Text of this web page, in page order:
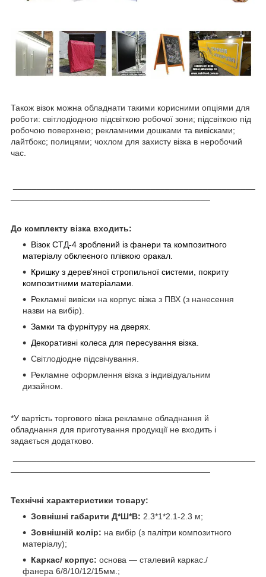
Також візок можна обладнати такими корисними опціями для
роботи: світлодіодною підсвіткою робочої зони; підсвіткою під
робочою поверхнею; рекламними дошками та вивісками;
лайтбокс; полицями; чохлом для захисту візка в неробочий
час.
До комплекту візка входить:
Візок СТД-4 зроблений із фанери та композитного
матеріалу обклеєного плівкою оракал.
Кришку з дерев'яної стропильної системи, покриту
композитними матеріалами.
Рекламні вивіски на корпус візка з ПВХ (з нанесення
назви на вибір).
Замки та фурнітуру на дверях.
Декоративні колеса для пересування візка.
Світлодіодне підсвічування.
Рекламне оформлення візка з індивідуальним
дизайном.
*У вартість торгового візка рекламне обладнання й
обладнання для приготування продукції не входить і
задається додатково.
Технічні характеристики товару:
Зовнішні габарити Д*Ш*В: 2.3*1*2.1-2.3 м;
Зовнішній колір: на вибір (з палітри композитного
матеріалу);
Каркас/ корпус: основа — сталевий каркас./
фанера 6/8/10/12/15мм.;